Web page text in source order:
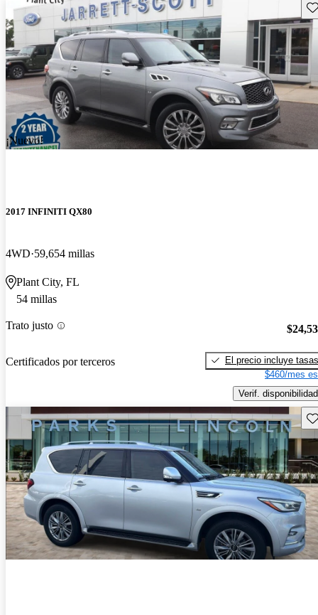
¡Nuevo!
2017 INFINITI QX80
4WD 59,654 millas
Plant City, FL
54 millas
Trato justo
Certificados por terceros
El precio incluye tasas
$460/mes
Verif. disponibilidad